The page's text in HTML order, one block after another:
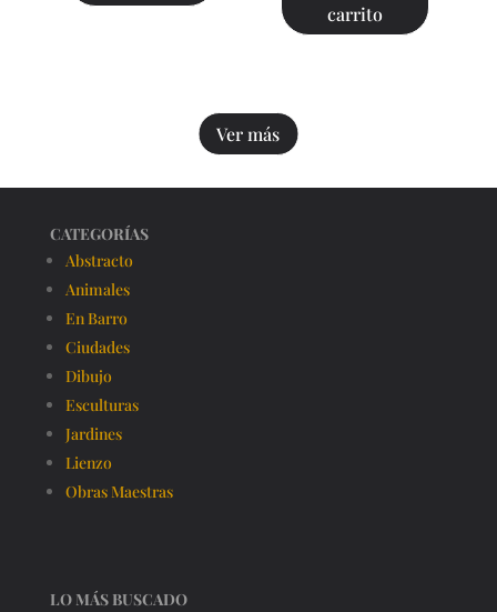
carrito
Ver más
CATEGORÍAS
Abstracto
Animales
En Barro
Ciudades
Dibujo
Esculturas
Jardines
Lienzo
Obras Maestras
LO MÁS BUSCADO